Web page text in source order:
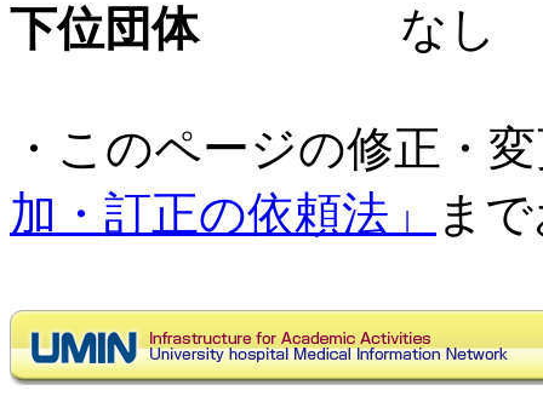
下位団体なし
・このページの修正・
加・訂正の依頼法」
ま